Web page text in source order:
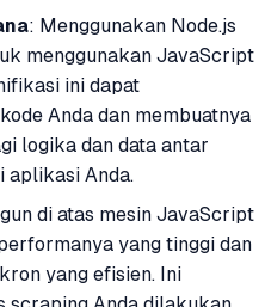
: Menggunakan Node.js
menggunakan JavaScript
ini dapat
Anda dan membuatnya
logika dan data antar
aplikasi Anda.
di atas mesin JavaScript
yang tinggi dan
yang efisien. Ini